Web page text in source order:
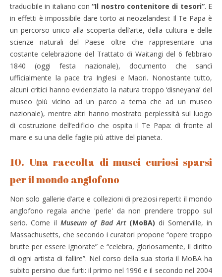
traducibile in italiano con“Il nostro contenitore di tesori”. E
in effetti è impossibile dare torto ai neozelandesi: Il Te Papa è
un percorso unico alla scoperta dell’arte, della cultura e delle
scienze naturali del Paese oltre che rappresentare una
costante celebrazione del Trattato di Waitangi del 6 febbraio
1840 (oggi festa nazionale), documento che sancì
ufficialmente la pace tra Inglesi e Maori. Nonostante tutto,
alcuni critici hanno evidenziato la natura troppo ‘disneyana’ del
museo (più vicino ad un parco a tema che ad un museo
nazionale), mentre altri hanno mostrato perplessità sul luogo
di costruzione dell’edificio che ospita il Te Papa: di fronte al
mare e su una delle faglie più attive del pianeta.
10. Una raccolta di musei curiosi sparsi
per il mondo anglofono
Non solo gallerie d’arte e collezioni di preziosi reperti: il mondo
anglofono regala anche 'perle' da non prendere troppo sul
serio. Come il Museum of Bad Art(MoBA) di Somerville, in
Massachusetts, che secondo i curatori propone “opere troppo
brutte per essere ignorate” e “celebra, gloriosamente, il diritto
di ogni artista di fallire”. Nel corso della sua storia il MoBA ha
subito persino due furti: il primo nel 1996 e il secondo nel 2004